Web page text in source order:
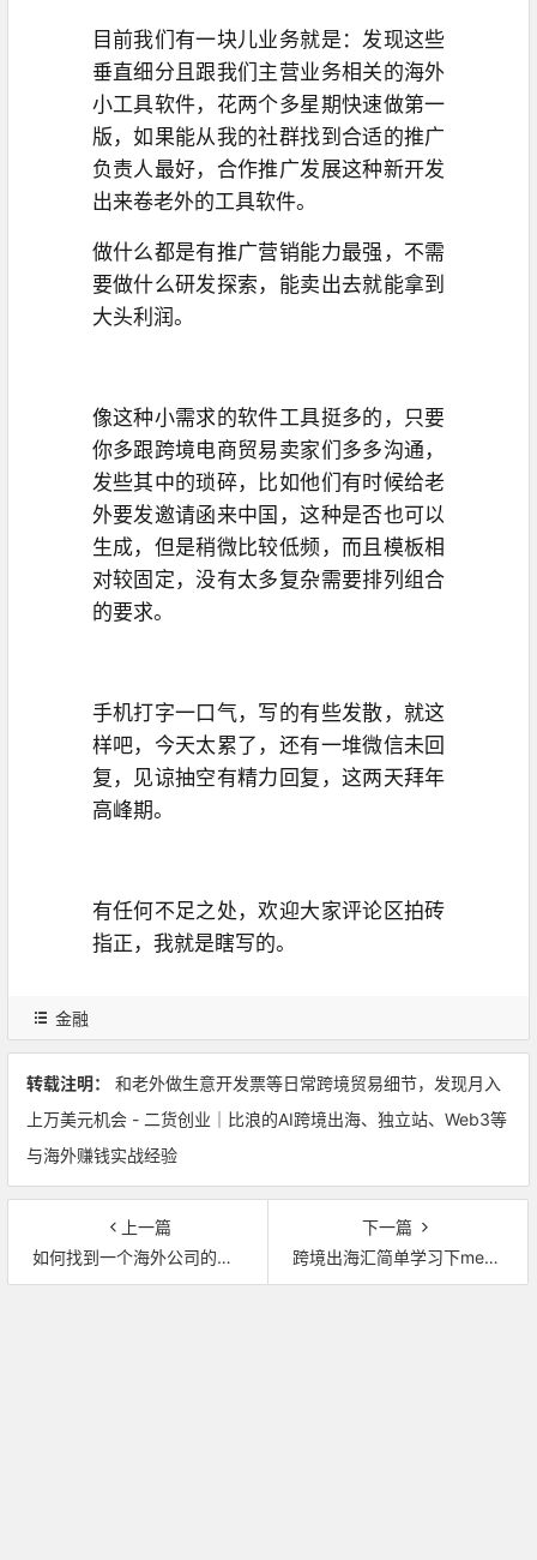
目前我们有一块儿业务就是：发现这些
垂直细分且跟我们主营业务相关的海外
小工具软件，花两个多星期快速做第一
版，如果能从我的社群找到合适的推广
负责人最好，合作推广发展这种新开发
出来卷老外的工具软件。
做什么都是有推广营销能力最强，不需
要做什么研发探索，能卖出去就能拿到
大头利润。
像这种小需求的软件工具挺多的，只要
你多跟跨境电商贸易卖家们多多沟通，
发些其中的琐碎，比如他们有时候给老
外要发邀请函来中国，这种是否也可以
生成，但是稍微比较低频，而且模板相
对较固定，没有太多复杂需要排列组合
的要求。
手机打字一口气，写的有些发散，就这
样吧，今天太累了，还有一堆微信未回
复，见谅抽空有精力回复，这两天拜年
高峰期。
有任何不足之处，欢迎大家评论区拍砖
指正，我就是瞎写的。
金融
转载注明：
和老外做生意开发票等日常跨境贸易细节，发现月入
上万美元机会 - 二货创业｜比浪的AI跨境出海、独立站、Web3等
与海外赚钱实战经验
上一篇
如何找到一个海外公司的真实业务人员邮箱？
下一篇
跨境出海汇简单学习下medium，招募一名合作小伙伴